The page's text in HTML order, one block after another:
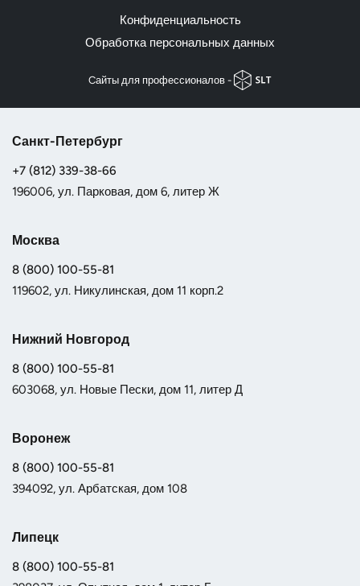
Конфиденциальность
Обработка персональных данных
Cайты для профессионалов -
Санкт-Петербург
+7 (812) 339-38-66
196006, ул. Парковая, дом 6, литер Ж
Москва
8 (800) 100-55-81
119602, ул. Никулинская, дом 11 корп.2
Нижний Новгород
8 (800) 100-55-81
603068, ул. Новые Пески, дом 11, литер Д
Воронеж
8 (800) 100-55-81
394092, ул. Арбатская, дом 108
Липецк
8 (800) 100-55-81